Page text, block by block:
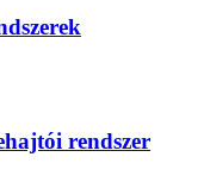
rendszer